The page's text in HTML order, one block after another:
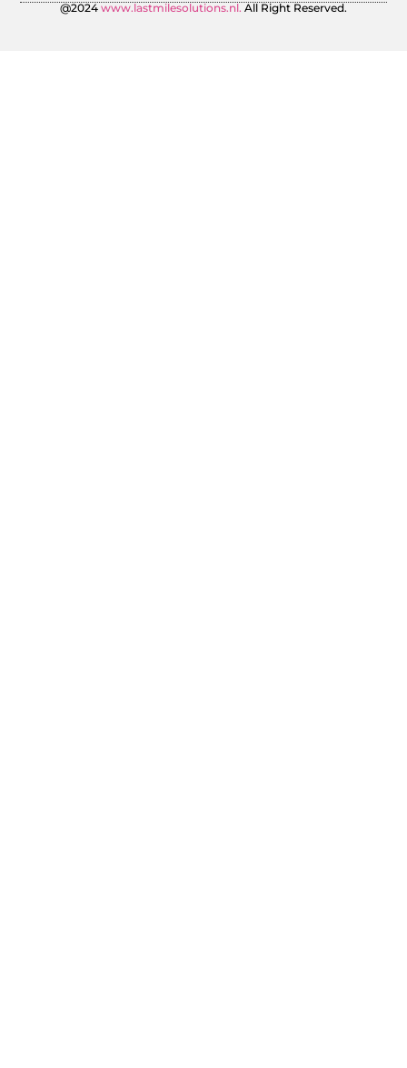
@2024 www.lastmilesolutions.nl. All Right Reserved.